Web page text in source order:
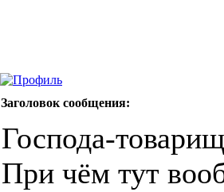
Заголовок сообщения:
Господа-
При чём тут